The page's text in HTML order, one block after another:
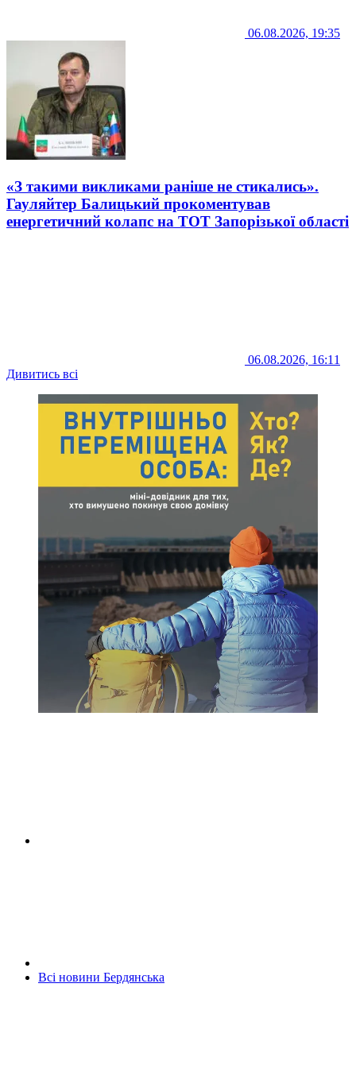
06.08.2026, 19:35
«З такими викликами раніше не стикались».
Гауляйтер Балицький прокоментував
енергетичний колапс на ТОТ Запорізької області
06.08.2026, 16:11
Дивитись всі
Всі новини Бердянська